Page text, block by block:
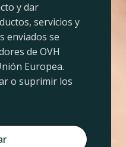
y dar
servicios y
enviados se
de OVH
Europea.
o suprimir los